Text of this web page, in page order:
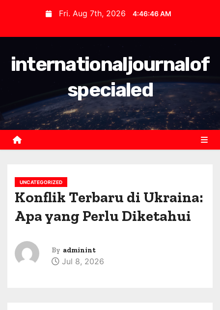
t
Fri. Aug 7th, 2026 4:46:47 AM
internationaljournalof
specialed
UNCATEGORIZED
Konflik Terbaru di Ukraina:
Apa yang Perlu Diketahui
By adminint
Jul 8, 2026